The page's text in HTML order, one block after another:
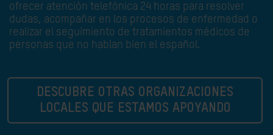
ofrecer atención telefónica 24 horas para resolver
dudas, acompañar en los procesos de enfermedad o
realizar el seguimiento de tratamientos médicos de
personas que no hablan bien el español.
DESCUBRE OTRAS ORGANIZACIONES
LOCALES QUE ESTAMOS APOYANDO